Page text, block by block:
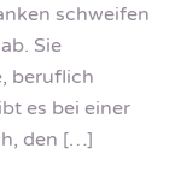
schweifen
Sie
beruflich
es bei einer
den […]